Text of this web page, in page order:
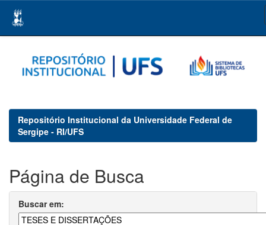
navigation
Repositório Institucional da Universidade Federal de
Sergipe - RI/UFS
Página de Busca
Buscar em: